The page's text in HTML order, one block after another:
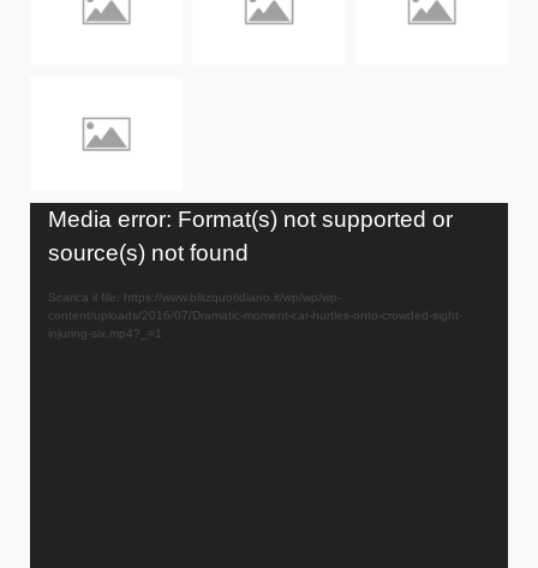
Video
Player
Media error: Format(s) not supported or
source(s) not found
Scarica il file: https://www.blitzquotidiano.it/wp/wp/wp-
content/uploads/2016/07/Dramatic-moment-car-hurtles-onto-crowded-sight-
injuring-six.mp4?_=1